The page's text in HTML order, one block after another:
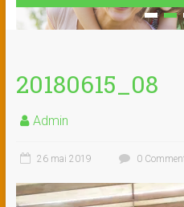
20180615_08
Admin
26 mai 2019 0